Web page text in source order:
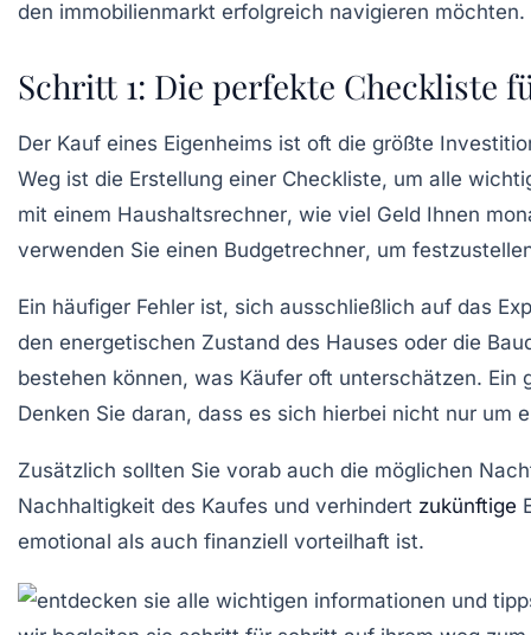
Schritt 1: Die perfekte Checkliste
Der Kauf eines Eigenheims ist oft die größte
Weg ist die Erstellung einer Checkliste, um alle
mit einem Haushaltsrechner, wie viel Geld Ihnen
verwenden Sie einen Budgetrechner, um
Ein häufiger Fehler ist, sich ausschließlich auf das
den energetischen Zustand des Hauses oder die
bestehen können, was Käufer oft unterschätzen.
Denken Sie daran, dass es sich hierbei nicht nur um
Zusätzlich sollten Sie vorab auch die möglichen
Nachhaltigkeit des Kaufes und verhindert zukünftige
emotional als auch finanziell vorteilhaft ist.